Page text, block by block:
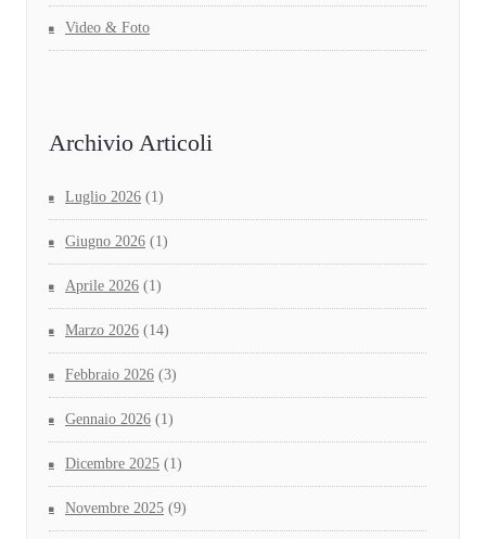
Video & Foto
Archivio Articoli
Luglio 2026 (1)
Giugno 2026 (1)
Aprile 2026 (1)
Marzo 2026 (14)
Febbraio 2026 (3)
Gennaio 2026 (1)
Dicembre 2025 (1)
Novembre 2025 (9)